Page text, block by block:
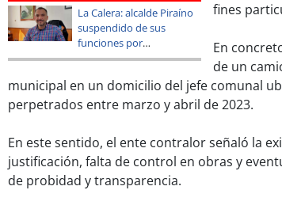
La Calera: alcalde Piraíno
suspendido de sus
funciones por
irregularidades
Contraloría
fines
En
de un
municipal en un domicilio del jefe comunal
perpetrados entre marzo y abril de 2023.
En este sentido, el ente contralor señaló la
justificación, falta de control en obras y
de probidad y transparencia.